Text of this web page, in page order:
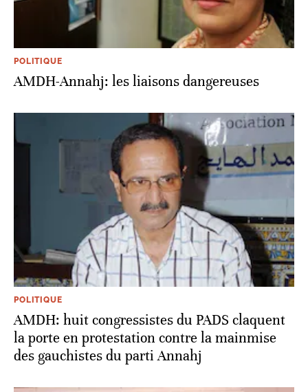
POLITIQUE
AMDH-Annahj: les liaisons dangereuses
POLITIQUE
AMDH: huit congressistes du PADS claquent
la porte en protestation contre la mainmise
des gauchistes du parti Annahj